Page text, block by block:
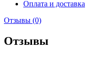
Оплата и доставка
Отзывы (0)
Отзывы